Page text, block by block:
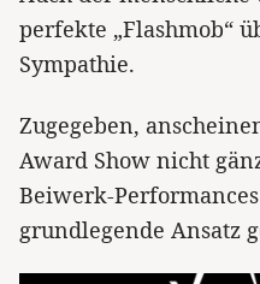
perfekte „Flashmob“
Sympathie.
Zugegeben,
Award Show nicht
Beiwerk-
grundlegende Ansatz